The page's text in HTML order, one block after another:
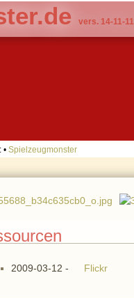
vers. 14-11-11
• Spielzeugmonster
2009-03-12 - Flickr